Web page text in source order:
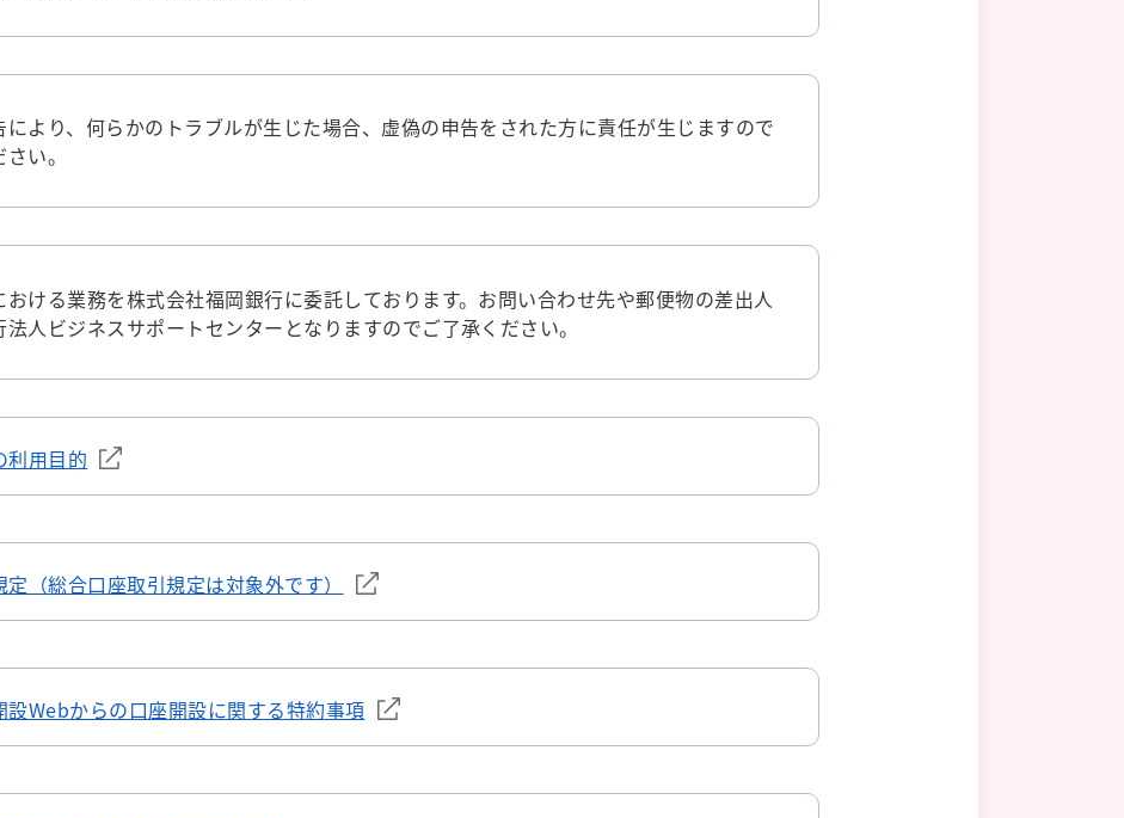
により、何らかのトラブルが生じた場合、虚偽の申告をされた方に責任が生じますので
い。
おける業務を株式会社福岡銀行に委託しております。お問い合わせ先や郵便物の差出人
法人ビジネスサポートセンターとなりますのでご了承ください。
利用目的
（総合口座取引規定は対象外です）
設Webからの口座開設に関する特約事項